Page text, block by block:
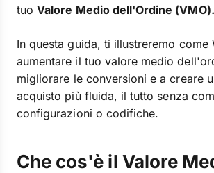
tuoValore Medio dell'Ordine (VMO).
In questa guida, ti illustreremo come
aumentare il tuo valore medio
migliorare le conversioni e a creare
acquisto più fluida, il tutto senza
configurazioni o codifiche.
Che cos'è il Valore